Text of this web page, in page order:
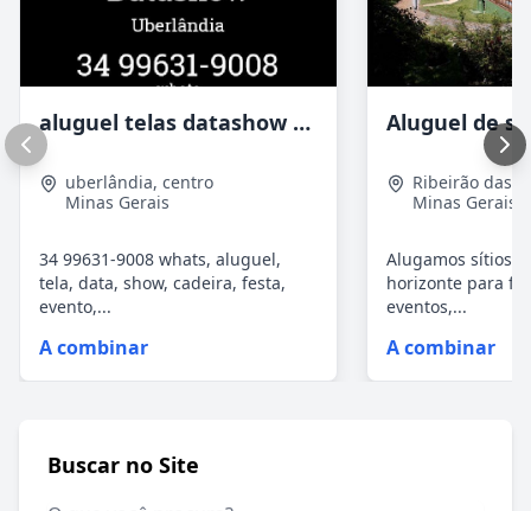
aluguel telas datashow cadeiras uberlândia
uberlândia, centro
Minas Gerais
34 99631-9008 whats, aluguel,
tela, data, show, cadeira, festa,
evento,...
A combinar
Ribeirão das
Minas Gerais
Alugamos sítios
horizonte para
eventos,...
A combinar
Buscar no Site